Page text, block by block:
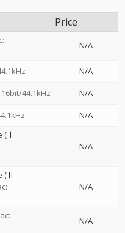
Price
N/A
N/A
44.1kHz
N/A
N/A
(Ⅰ
N/A
(Ⅱ
N/A
N/A